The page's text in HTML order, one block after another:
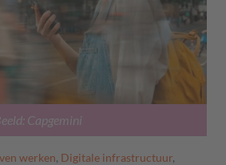
Capgemini
werken, Digitale infrastructuur,